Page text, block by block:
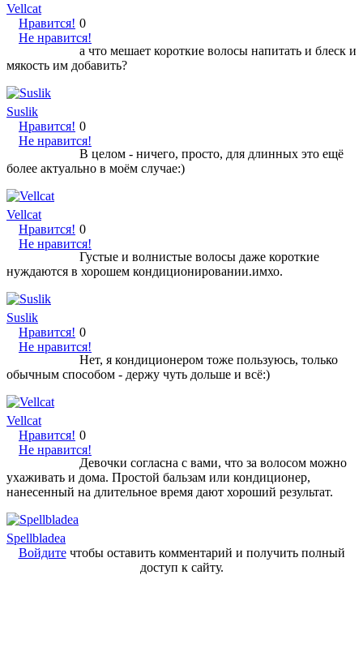
Vellcat
Нравится!
Не нравится!
0
а что мешает короткие волосы напитать и блеск и
мякость им добавить?
Suslik
Нравится!
Не нравится!
0
В целом - ничего, просто, для длинных это ещё
более актуально в моём случае:)
Vellcat
Нравится!
Не нравится!
0
Густые и волнистые волосы даже короткие
нуждаются в хорошем кондиционировании.имхо.
Suslik
Нравится!
Не нравится!
0
Нет, я кондиционером тоже пользуюсь, только
обычным способом - держу чуть дольше и всё:)
Vellcat
Нравится!
Не нравится!
0
Девочки согласна с вами, что за волосом можно
ухаживать и дома. Простой бальзам или кондиционер,
нанесенный на длительное время дают хороший результат.
Spellbladea
Войдитечтобы оставить комментарий и получить полный
доступ к сайту.